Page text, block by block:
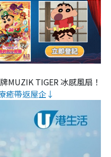
MUZIK TIGER 冰感風扇！
癒帶返屋企↓